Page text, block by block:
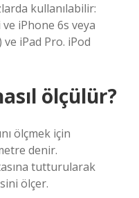
kullanılabilir:
iPhone 6s veya
iPad Pro. iPod
ölçülür?
ölçmek için
denir.
tutturularak
ölçer.